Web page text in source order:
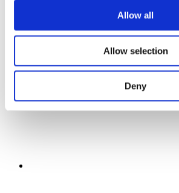
Allow all
Allow selection
Deny